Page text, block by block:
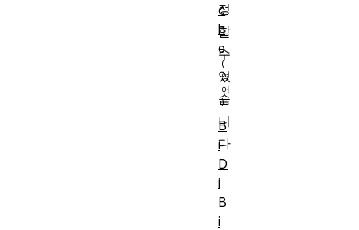
정
할
수
있
습
니
다
.
c
h
e
B
i
D
i
B
i